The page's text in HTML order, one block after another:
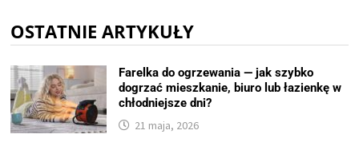
OSTATNIE ARTYKUŁY
Farelka do ogrzewania — jak szybko
dogrzać mieszkanie, biuro lub łazienkę w
chłodniejsze dni?
21 maja, 2026